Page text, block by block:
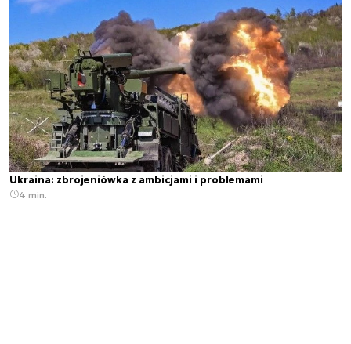
Ukraina: zbrojeniówka z ambicjami i problemami
4 min.